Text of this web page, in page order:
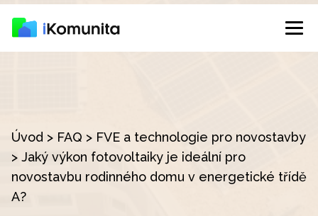
Úvod > FAQ > FVE a technologie pro novostavby
> Jaký výkon fotovoltaiky je ideální pro
novostavbu rodinného domu v energetické třídě
A?